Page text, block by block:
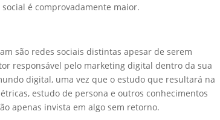
é comprovadamente maior.
são redes sociais distintas apesar de serem
responsável pelo marketing digital dentro da sua
digital, uma vez que o estudo que resultará na
estudo de persona e outros conhecimentos
apenas invista em algo sem retorno.